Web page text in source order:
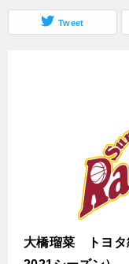
Tweet
大橋瑠菜 トヨタ